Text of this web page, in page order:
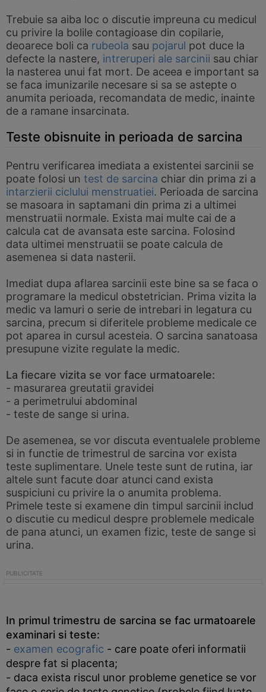
Trebuie sa aiba loc o discutie impreuna cu medicul
cu privire la bolile contagioase din copilarie,
deoarece boli ca rubeola sau pojarul pot duce la
defecte la nastere, intreruperi ale sarcinii sau chiar
la nasterea unui fat mort. De aceea e important sa
se faca imunizarile necesare si sa se astepte o
anumita perioada, recomandata de medic, inainte
de a ramane insarcinata.
Teste obisnuite in perioada de sarcina
Pentru verificarea imediata a existentei sarcinii se
poate folosi un test de sarcina chiar din prima zi a
intarzierii ciclului menstruatiei. Perioada de sarcina
se masoara in saptamani din prima zi a ultimei
menstruatii normale. Exista mai multe cai de a
calcula cat de avansata este sarcina. Folosind
data ultimei menstruatii se poate calcula de
asemenea si data nasterii.
Imediat dupa aflarea sarcinii este bine sa se faca o
programare la medicul obstetrician. Prima vizita la
medic va lamuri o serie de intrebari in legatura cu
sarcina, precum si diferitele probleme medicale ce
pot aparea in cursul acesteia. O sarcina sanatoasa
presupune vizite regulate la medic.
La fiecare vizita se vor face urmatoarele:
- masurarea greutatii gravidei
- a perimetrului abdominal
- teste de sange si urina.
De asemenea, se vor discuta eventualele probleme
si in functie de trimestrul de sarcina vor exista
teste suplimentare. Unele teste sunt de rutina, iar
altele sunt facute doar atunci cand exista
suspiciuni cu privire la o anumita problema.
Primele teste si examene din timpul sarcinii includ
o discutie cu medicul despre problemele medicale
de pana atunci, un examen fizic, teste de sange si
urina.
In primul trimestru de sarcina se fac urmatoarele
examinari si teste:
- examen ecografic - care poate oferi informatii
despre fat si placenta;
- daca exista riscul unor probleme genetice se vor